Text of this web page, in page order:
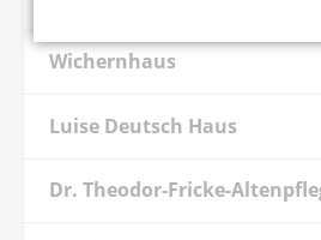
Wichernhaus
Luise Deutsch Haus
Dr. Theodor-Fricke-